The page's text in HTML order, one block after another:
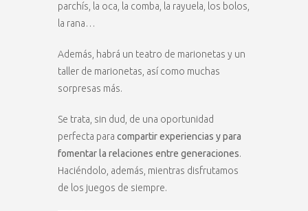
parchís, la oca, la comba, la rayuela, los bolos,
la rana…
Además, habrá un teatro de marionetas y un
taller de marionetas, así como muchas
sorpresas más.
Se trata, sin dud, de una oportunidad
perfecta para compartir experiencias y para
fomentar la relaciones entre generaciones.
Haciéndolo, además, mientras disfrutamos
de los juegos de siempre.